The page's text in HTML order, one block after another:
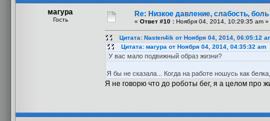
магура
Гость
Re: Низкое давление, слабость,
« Ответ #10 : Ноября 04, 2014, 10:29:35 am »
Цитата: Nasten4ik от Ноября 04, 2014, 06:05:12
Цитата: магура от Ноября 04, 2014, 04:35:32 am
У вас мало подвижный образ жизни?
Я бы не сказала... Когда на работе ношусь как
Я не говорю что до роботы бег, я а целом про